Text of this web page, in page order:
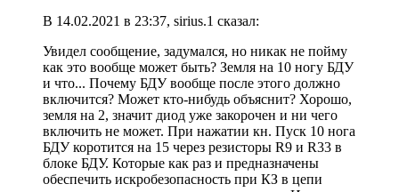
В 14.02.2021 в 23:37, sirius.1 сказал:
Увидел сообщение, задумался, но никак не пойму
как это вообще может быть? Земля на 10 ногу БДУ
и что... Почему БДУ вообще после этого должно
включится? Может кто-нибудь объяснит? Хорошо,
земля на 2, значит диод уже закорочен и ни чего
включить не может. При нажатии кн. Пуск 10 нога
БДУ коротится на 15 через резисторы R9 и R33 в
блоке БДУ. Которые как раз и предназначены
обеспечить искробезопасность при КЗ в цепи